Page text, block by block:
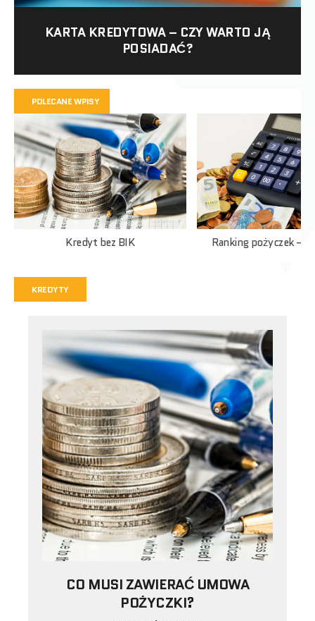
KARTA KREDYTOWA – CZY WARTO JĄ
POSIADAĆ?
POLECANE WPISY
Kredyt bez BIK Ranking pożyczek –
KREDYTY
CO MUSI ZAWIERAĆ UMOWA
POŻYCZKI?